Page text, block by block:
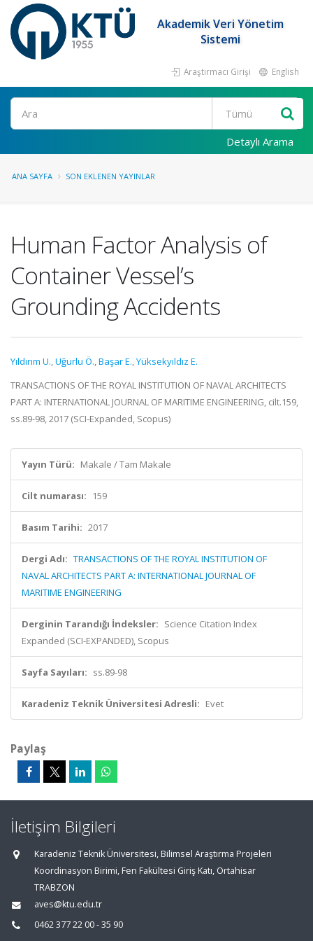
Akademik Veri Yönetim
Sistemi
Araştırmacı Girişi English
Ara
Detaylı Arama
ANA SAYFA SON EKLENEN YAYINLAR
Human Factor Analysis of
Container Vessel’s
Grounding Accidents
Yıldırım U.,Uğurlu Ö.,Başar E.,Yüksekyıldız E.
TRANSACTIONS OF THE ROYAL INSTITUTION OF NAVAL ARCHITECTS
PART A: INTERNATIONAL JOURNAL OF MARITIME ENGINEERING, cilt.159,
ss.89-98, 2017 (SCI-Expanded, Scopus)
Yayın Türü: Makale / Tam Makale
Cilt numarası: 159
Basım Tarihi: 2017
Dergi Adı: TRANSACTIONS OF THE ROYAL INSTITUTION OF
NAVAL ARCHITECTS PART A: INTERNATIONAL JOURNAL OF
MARITIME ENGINEERING
Derginin Tarandığı İndeksler: Science Citation Index
Expanded (SCI-EXPANDED), Scopus
Sayfa Sayıları: ss.89-98
Karadeniz Teknik Üniversitesi Adresli: Evet
Paylaş
İletişim Bilgileri
Karadeniz Teknik Üniversitesi, Bilimsel Araştırma Projeleri
Koordinasyon Birimi, Fen Fakültesi Giriş Katı, Ortahisar
TRABZON
aves@ktu.edu.tr
0462 377 22 00 - 35 90